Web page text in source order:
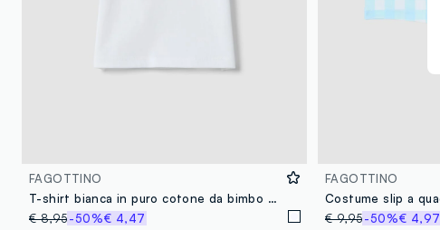
FAGOTTINO
T-shirt bianca in puro cotone da bimbo con ricamo balena
€ 8,95-50%€ 4,47
FAGOTTINO
€ 9,95-50%€ 4,97